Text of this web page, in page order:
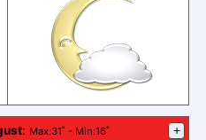
: Max:31˚ - Min:16˚ +